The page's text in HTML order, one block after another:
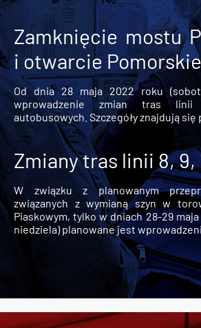
Zamknięcie mostu
i otwarcie
Od dnia 28 maja 2022 roku
wprowadzenie zmian tras linii
autobusowych. Szczegóły znajdują się
Zmiany tras linii 8, 9,
W związku z planowanym
związanych z wymianą szyn w
Piaskowym, tylko w dniach 28-29
niedziela) planowane jest